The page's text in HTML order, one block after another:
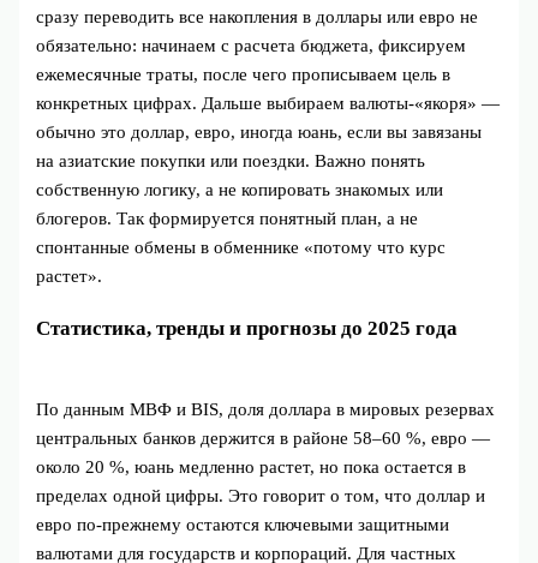
сразу переводить все накопления в доллары или евро не
обязательно: начинаем с расчета бюджета, фиксируем
ежемесячные траты, после чего прописываем цель в
конкретных цифрах. Дальше выбираем валюты-«якоря» —
обычно это доллар, евро, иногда юань, если вы завязаны
на азиатские покупки или поездки. Важно понять
собственную логику, а не копировать знакомых или
блогеров. Так формируется понятный план, а не
спонтанные обмены в обменнике «потому что курс
растет».
Статистика, тренды и прогнозы до 2025 года
По данным МВФ и BIS, доля доллара в мировых резервах
центральных банков держится в районе 58–60 %, евро —
около 20 %, юань медленно растет, но пока остается в
пределах одной цифры. Это говорит о том, что доллар и
евро по‑прежнему остаются ключевыми защитными
валютами для государств и корпораций. Для частных